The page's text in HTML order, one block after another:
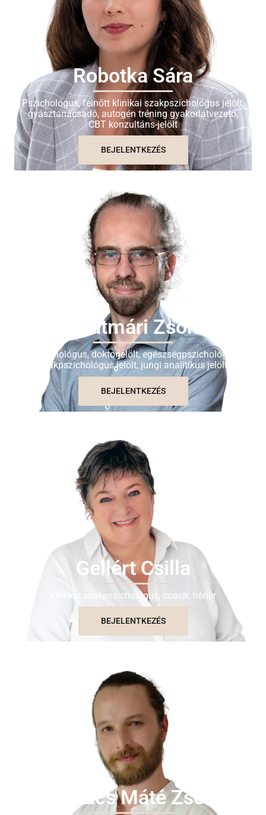
Robotka Sára
Pszichológus, felnőtt klinikai szakpszichológus jelölt,
gyásztanácsadó, autogén tréning gyakorlatvezető,
CBT konzultáns-jelölt
BEJELENTKEZÉS
Szatmári Zsolt
Pszichológus, doktorjelölt, egészségpszichológiai
szakpszichológus jelölt, jungi analitikus jelölt
BEJELENTKEZÉS
Gellért Csilla
Klinikai szakpszichológus, coach, tréner
BEJELENTKEZÉS
Kovács Máté Zsolt